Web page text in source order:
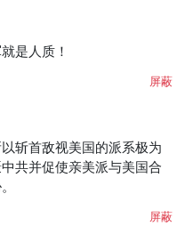
是人质！
屏蔽
斩首敌视美国的派系极为
共并促使亲美派与美国合
屏蔽